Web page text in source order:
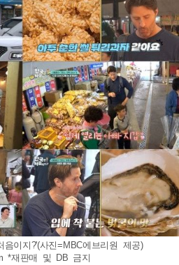
이지?'(사진=MBC에브리원 제공)
*재판매 및 DB 금지